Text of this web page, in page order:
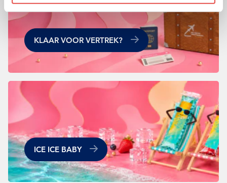
KLAAR VOOR VERTREK?
ICE ICE BABY